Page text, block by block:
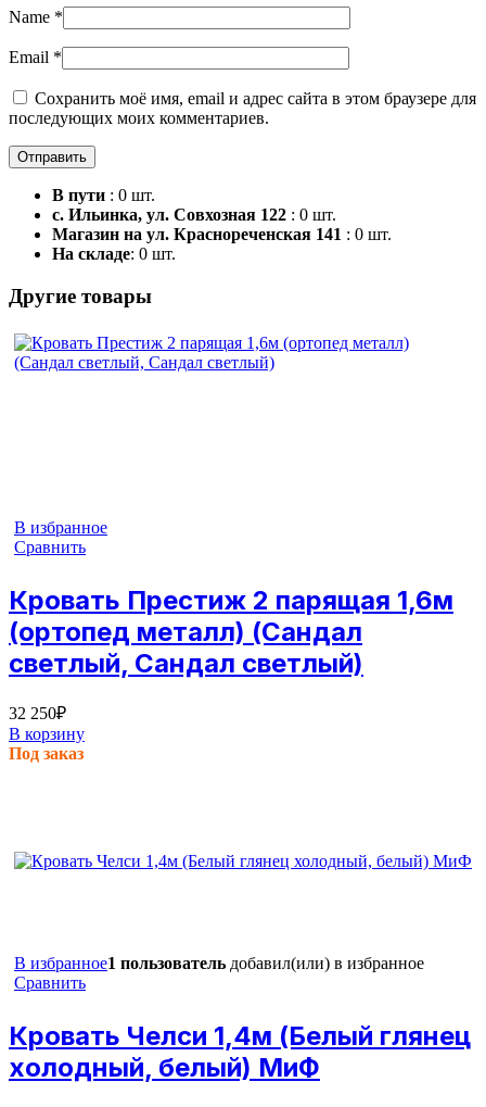
Name *
Email *
Сохранить моё имя, email и адрес сайта в этом браузере для
последующих моих комментариев.
В пути : 0 шт.
с. Ильинка, ул. Совхозная 122 : 0 шт.
Магазин на ул. Краснореченская 141 : 0 шт.
На складе: 0 шт.
Другие товары
В избранное
Сравнить
Кровать Престиж 2 парящая 1,6м
(ортопед металл) (Сандал
светлый, Сандал светлый)
32 250₽
В корзину
Под заказ
В избранное1 пользователь добавил(или) в избранное
Сравнить
Кровать Челси 1,4м (Белый глянец
холодный, белый) МиФ